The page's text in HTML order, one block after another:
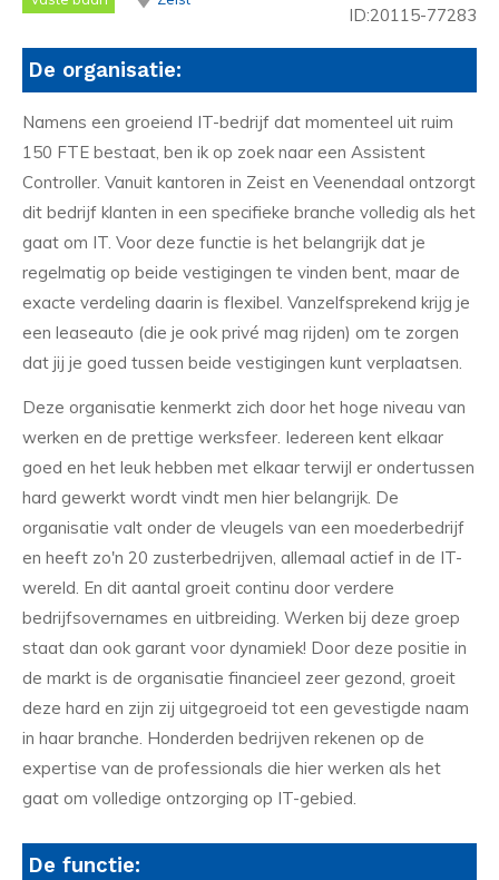
ID:20115-77283
De organisatie:
Namens een groeiend IT-bedrijf dat momenteel uit ruim
150 FTE bestaat, ben ik op zoek naar een Assistent
Controller. Vanuit kantoren in Zeist en Veenendaal ontzorgt
dit bedrijf klanten in een specifieke branche volledig als het
gaat om IT. Voor deze functie is het belangrijk dat je
regelmatig op beide vestigingen te vinden bent, maar de
exacte verdeling daarin is flexibel. Vanzelfsprekend krijg je
een leaseauto (die je ook privé mag rijden) om te zorgen
dat jij je goed tussen beide vestigingen kunt verplaatsen.
Deze organisatie kenmerkt zich door het hoge niveau van
werken en de prettige werksfeer. Iedereen kent elkaar
goed en het leuk hebben met elkaar terwijl er ondertussen
hard gewerkt wordt vindt men hier belangrijk. De
organisatie valt onder de vleugels van een moederbedrijf
en heeft zo'n 20 zusterbedrijven, allemaal actief in de IT-
wereld. En dit aantal groeit continu door verdere
bedrijfsovernames en uitbreiding. Werken bij deze groep
staat dan ook garant voor dynamiek! Door deze positie in
de markt is de organisatie financieel zeer gezond, groeit
deze hard en zijn zij uitgegroeid tot een gevestigde naam
in haar branche. Honderden bedrijven rekenen op de
expertise van de professionals die hier werken als het
gaat om volledige ontzorging op IT-gebied.
De functie: